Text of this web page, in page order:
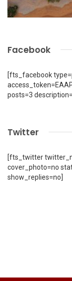
Facebook
[fts_facebook
posts=3
Twitter
[fts_twitter
cover_photo=no
show_replies=no]